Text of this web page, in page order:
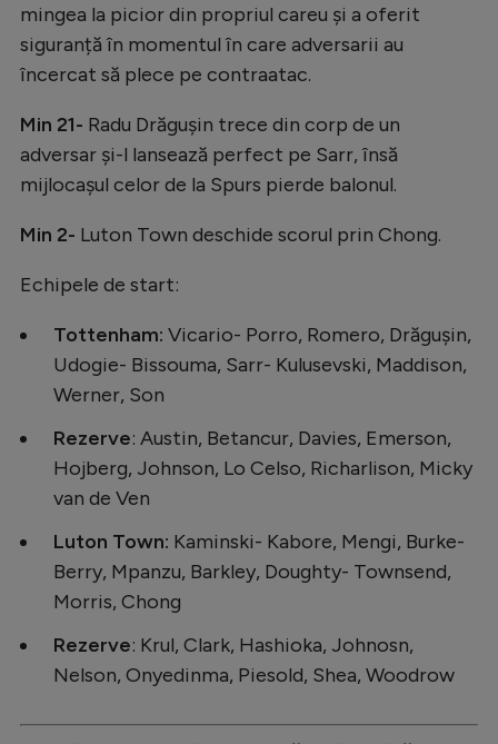
Intră în cont
Creează cont
mingea la picior din propriul careu și a oferit
siguranță în momentul în care adversarii au
încercat să plece pe contraatac.
Min 21- Radu Drăgușin trece din corp de un
adversar și-l lansează perfect pe Sarr, însă
mijlocașul celor de la Spurs pierde balonul.
Min 2- Luton Town deschide scorul prin Chong.
Echipele de start:
Tottenham: Vicario- Porro, Romero, Drăgușin,
Udogie- Bissouma, Sarr- Kulusevski, Maddison,
Werner, Son
Rezerve: Austin, Betancur, Davies, Emerson,
Hojberg, Johnson, Lo Celso, Richarlison, Micky
van de Ven
Luton Town: Kaminski- Kabore, Mengi, Burke-
Berry, Mpanzu, Barkley, Doughty- Townsend,
Morris, Chong
Rezerve: Krul, Clark, Hashioka, Johnosn,
Nelson, Onyedinma, Piesold, Shea, Woodrow